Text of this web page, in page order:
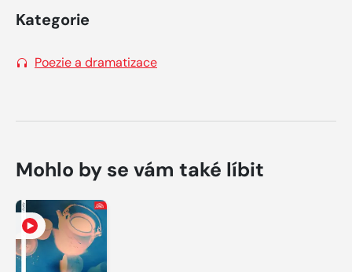
Kategorie
Poezie a dramatizace
Mohlo by se vám také líbit